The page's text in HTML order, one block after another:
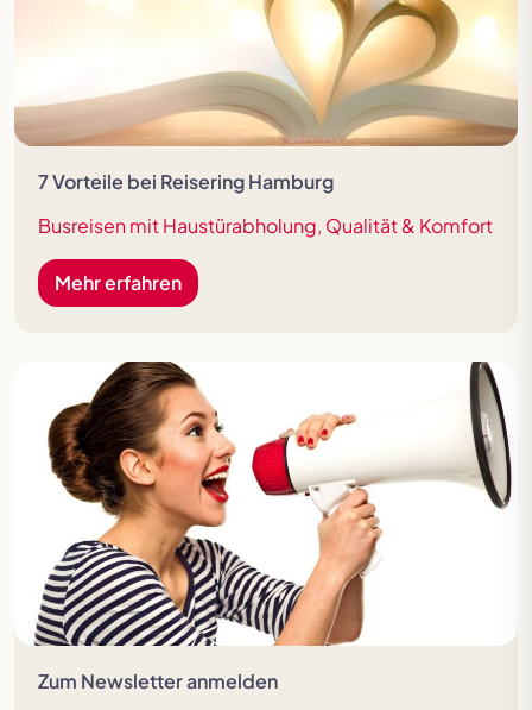
7 Vorteile bei Reisering Hamburg
Busreisen mit Haustürabholung, Qualität & Komfort
Mehr erfahren
Zum Newsletter anmelden